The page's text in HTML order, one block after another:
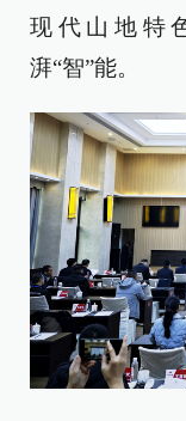
现代山地特
湃“智”能。